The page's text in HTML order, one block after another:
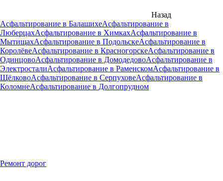
Назад
Асфальтирование в БалашихеАсфальтирование в
ЛюберцахАсфальтирование в ХимкахАсфальтирование в
МытищахАсфальтирование в ПодольскеАсфальтирование в
КоролёвеАсфальтирование в КрасногорскеАсфальтирование в
ОдинцовоАсфальтирование в ДомодедовоАсфальтирование в
ЭлектросталиАсфальтирование в РаменскомАсфальтирование в
ЩёлковоАсфальтирование в СерпуховеАсфальтирование в
КоломнеАсфальтирование в Долгопрудном
Ремонт дорог